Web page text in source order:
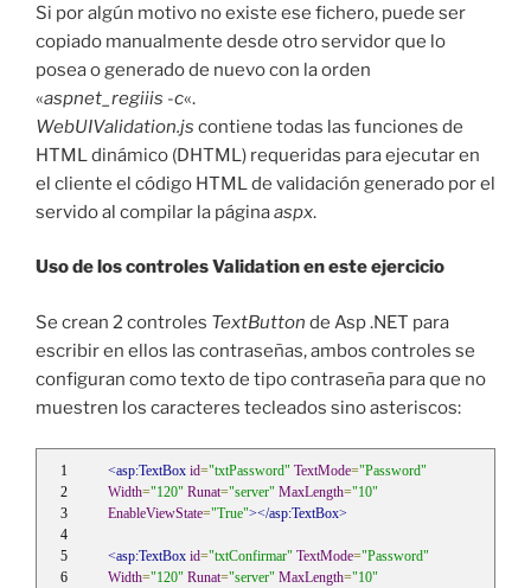
Si por algún motivo no existe ese fichero, puede ser
copiado manualmente desde otro servidor que lo
posea o generado de nuevo con la orden
«aspnet_regiiis -c«.
WebUIValidation.js contiene todas las funciones de
HTML dinámico (DHTML) requeridas para ejecutar en
el cliente el código HTML de validación generado por el
servido al compilar la páginaaspx.
Uso de los controles Validation en este ejercicio
Se crean 2 controles TextButton de Asp .NET para
escribir en ellos las contraseñas, ambos controles se
configuran como texto de tipo contraseña para que no
muestren los caracteres tecleados sino asteriscos:
<asp:TextBox id="txtPassword" TextMode="Password"
Width="120" Runat="server" MaxLength="10"
EnableViewState="True"></asp:TextBox>
<asp:TextBox id="txtConfirmar" TextMode="Password"
Width="120" Runat="server" MaxLength="10"